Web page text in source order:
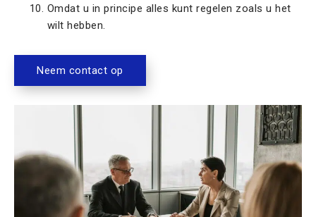
Omdat u in principe alles kunt regelen zoals u het
wilt hebben.
Neem contact op